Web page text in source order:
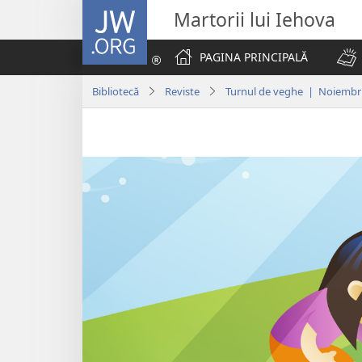
JW.ORG Martorii lui Iehova
PAGINA PRINCIPALĂ
Bibliotecă Reviste Turnul de veghe |